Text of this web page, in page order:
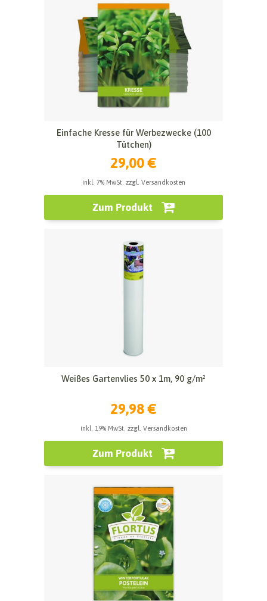
Einfache Kresse für Werbezwecke (100
Tütchen)
29,00 €
inkl. 7% MwSt. zzgl. Versandkosten
Zum Produkt
Weißes Gartenvlies 50 x 1m, 90 g/m²
29,98 €
inkl. 19% MwSt. zzgl. Versandkosten
Zum Produkt